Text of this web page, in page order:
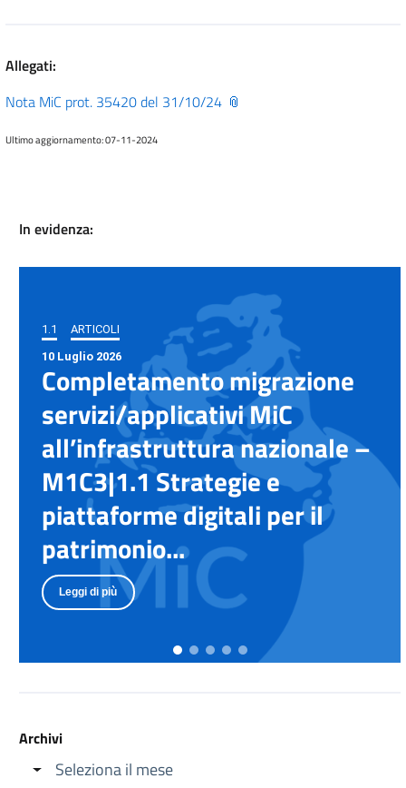
In evidenza:
1.1
ARTICOLI
10 Luglio 2026
Completamento migrazione
servizi/applicativi MiC
all’infrastruttura nazionale –
M1C3|1.1 Strategie e
piattaforme digitali per il
patrimonio...
Leggi di più
Archivi
Allegati:
Nota MiC prot. 35420 del 31/10/24
Ultimo aggiornamento: 07-11-2024